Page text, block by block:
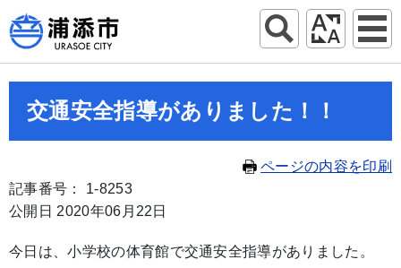
交通安全指導がありました！！
ページの内容を印刷
記事番号： 1-8253
公開日 2020年06月22日
今日は、小学校の体育館で交通安全指導がありました。